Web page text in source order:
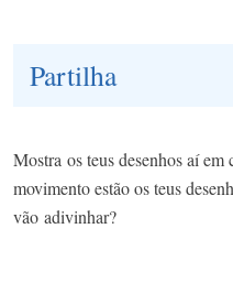
Partilha
Mostra os teus desenhos aí
movimento estão os teus
vão adivinhar?